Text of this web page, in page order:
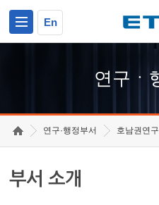
En
연구ㆍ
연구·행정부서 호남권연
부서 소개